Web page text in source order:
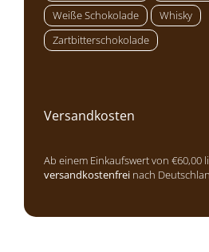
Weiße Schokolade
Whisky
Zartbitterschokolade
Versandkosten
Ab einem Einkaufswert von €60,00
versandkostenfrei nach